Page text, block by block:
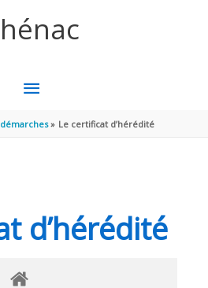
MENU
PRINCIPAL
Le certificat d’hérédité
d’hérédité